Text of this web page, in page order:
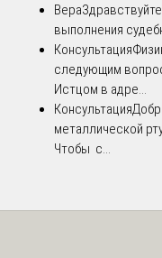
Вера
выполнения
Консультация
следующим
Истцом в адре...
Консультация
металлической
Чтобы с...